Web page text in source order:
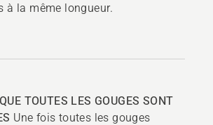
à la même longueur.
TOUTES LES GOUGES SONT
Une fois toutes les gouges